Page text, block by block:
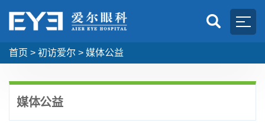
首页 > 初访爱尔 > 媒体公益
媒体公益